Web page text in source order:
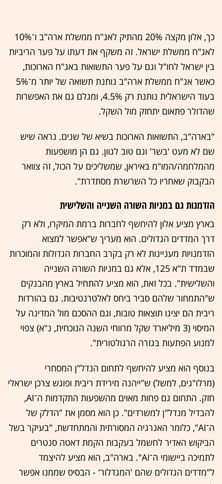
כך, אלון מקצה 20% מהתיק לאג"ח ממשלת ארה"ב ו־10%
לאג"ח ממשלת ישראל. זה משקף את דעתו על פער הריביות
בין ישראל לחו"ל וגם על פער התשואות באג"ח הארוכות,
כאשר אג"ח ממשלת ארה"ב נותנת תשואה של יותר מ־5%
בעוד הישראלית נותנת רק 4.5%, ומגלם גם את האפשרות
שהדולר פתאום יתחזק מול השקל.
"בארה"ב, התשואות הארוכות בשיא של שנים. נראה שיש
שם לא מעט 'בשר' וגם טוב לגוון. גם הן מושפעות
מהמלחמה/המו"מ באיראן, שמשליכים על הכול, זה צוואר
הבקבוק שאחריו כל השרשרת מסתדרת".
הזדמנות גם במניות השורה השנייה והשלישית
בארץ מציע אלון להיחשף לחברות ברמת המיקרו, ולא רק
דרך המדדים הגדולים. הוא מעריך ש"אפשר למצוא
הזדמנויות מעניינות לא רק בקרב החברות הגדולות והמוכרות
שבמדד ת"א 125, אלא גם במניות השורה השנייה
והשלישית". בכל זאת, הוא מציע להתחיל בארץ מהבנקים
ש"התמחור שלהם סביר ביחס לאלטרנטיבות. גם בהורדות
ריבית הם יציגו תוצאות טובות, וגם ההסכם מול המדינה על
המיסוי (3 מיליארד שקל מרווחי השנה הנוכחית, נ"א) צפוי
למנוע הפתעות בגזרה הרגולטורית".
בנוסף הוא מציע להיחשף לתחום הנדל"ן המסחרי
(מרלו"גים, למשל) ש"ייהנה מירידת ריבית ופוגש צרכן ישראלי
חזק. התחום גם פחות מאוים מהשפעות התקדמות ה־AI,
להבדיל מנדל"ן למשרדים". כן הוא מסמן את "הדלק של
ה־AI", כלומר האנרגיה המסורתית והמתחדשת, "בעיקר בשל
הביקוש האדיר לחשמל בעקבות הקמת דאטה סנטרים
לתמיכה ביישומי ה־AI". בארה"ב, הוא מציע להיצמד
ל"מדדים הגדולים שהם 'המגדלור' - הבסיס שממנו אפשר